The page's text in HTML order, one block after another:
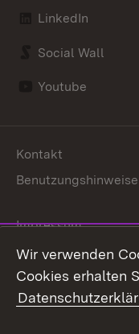
LinkedIn
Social Wall
Youtube
Kontakt
Benutzungshinweise
Impressum
Wir verwenden
Cookies erhalten